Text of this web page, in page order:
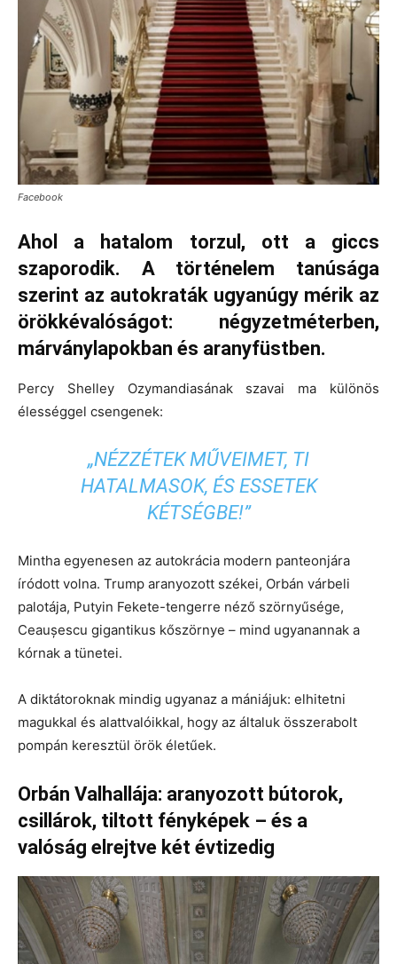
Facebook
Ahol a hatalom torzul, ott a giccs
szaporodik. A történelem tanúsága
szerint az autokraták ugyanúgy mérik az
örökkévalóságot: négyzetméterben,
márványlapokban és aranyfüstben.
Percy Shelley Ozymandiasának szavai ma különös
élességgel csengenek:
„NÉZZÉTEKMŰVEIMET, TI
HATALMASOK, ÉS ESSETEK
KÉTSÉGBE!”
Mintha egyenesen az autokrácia modern panteonjára
íródott volna. Trump aranyozott székei, Orbán várbeli
palotája, Putyin Fekete-tengerre néző szörnyűsége,
Ceaușescu gigantikus kőszörnye – mind ugyanannak a
kórnak a tünetei.
A diktátoroknak mindig ugyanaz a mániájuk: elhitetni
magukkal és alattvalóikkal, hogy az általuk összerabolt
pompán keresztül örök életűek.
Orbán Valhallája: aranyozott bútorok,
csillárok, tiltott fényképek – és a
valóság elrejtve két évtizedig